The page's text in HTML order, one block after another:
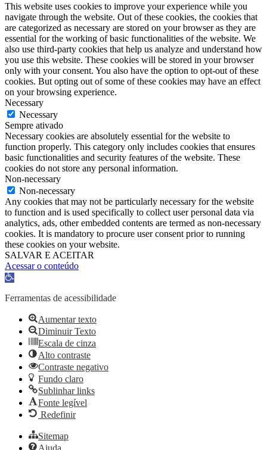
This website uses cookies to improve your experience while you
navigate through the website. Out of these cookies, the cookies that
are categorized as necessary are stored on your browser as they are
essential for the working of basic functionalities of the website. We
also use third-party cookies that help us analyze and understand how
you use this website. These cookies will be stored in your browser
only with your consent. You also have the option to opt-out of these
cookies. But opting out of some of these cookies may have an effect
on your browsing experience.
Necessary
Necessary
Sempre ativado
Necessary cookies are absolutely essential for the website to
function properly. This category only includes cookies that ensures
basic functionalities and security features of the website. These
cookies do not store any personal information.
Non-necessary
Non-necessary
Any cookies that may not be particularly necessary for the website
to function and is used specifically to collect user personal data via
analytics, ads, other embedded contents are termed as non-necessary
cookies. It is mandatory to procure user consent prior to running
these cookies on your website.
SALVAR E ACEITAR
Acessar o conteúdo
Abrir
barra
ferramentas
Ferramentas de acessibilidade
Aumentar texto
Diminuir Texto
Escala de cinza
Alto contraste
Contraste negativo
Fundo claro
Sublinhar links
Fonte legível
Redefinir
Sitemap
Ajuda